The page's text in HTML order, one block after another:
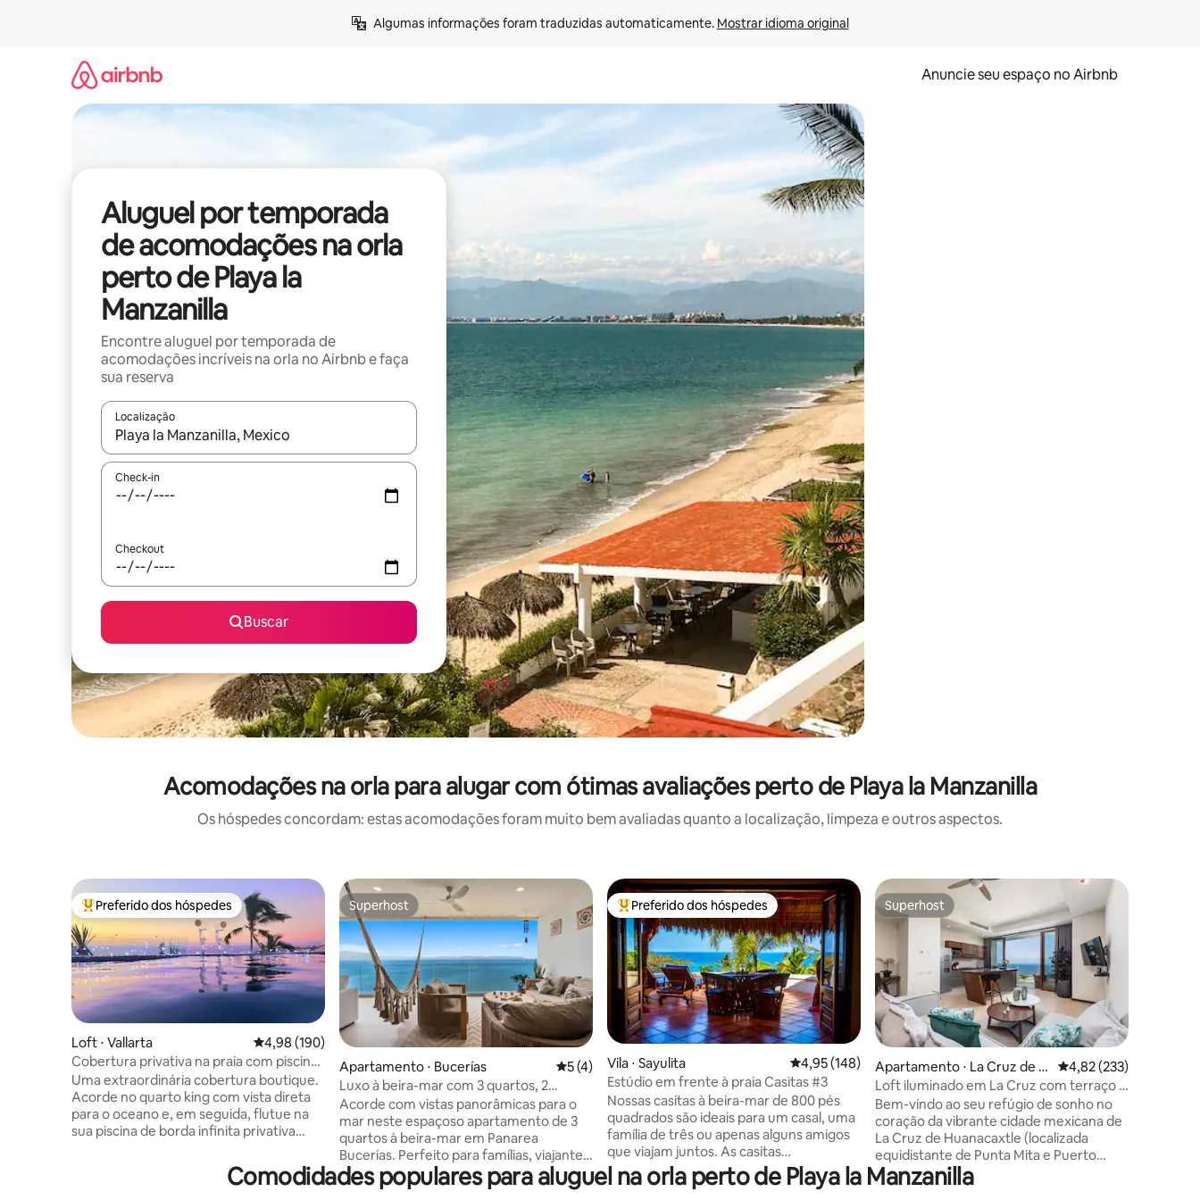
Algumas informações foram traduzidas automaticamente. Mostrar idioma original
Anuncie seu espaço no Airbnb
Aluguel por temporada
de acomodações na orla
perto de Playa la
Manzanilla
Encontre aluguel por temporada de
acomodações incríveis na orla no Airbnb e faça
sua reserva
Localização
Quando os resultados estiverem disponíveis, explore-os usando as seta para cima e para baixo do teclado ou tocando e deslizando o dedo na tela.
Check-in
Checkout
Buscar
Acomodações na orla para alugar com ótimas avaliações perto de Playa la Manzanilla
Os hóspedes concordam: estas acomodações foram muito bem avaliadas quanto a localização, limpeza e outros aspectos.
Entre os melhores preferidos dos hóspedes
Preferido dos hóspedes
Loft ⋅ Vallarta 4,98 de uma avaliação média de 5, 190 avaliações
4,98 (190)
Cobertura privativa na praia com piscina
de borda infinita e vista para o mar
Uma extraordinária cobertura boutique.
Acorde no quarto king com vista direta
para o oceano e, em seguida, flutue na
sua piscina de borda infinita privativa
romântica. A área de estar possui uma
Superhost
Superhost
Apartamento ⋅ Bucerías 5 de uma avaliação média de 5, 4 avaliações
5 (4)
Luxo à beira-mar com 3 quartos, 2
piscinas + terraço | Panarea 7B
Acorde com vistas panorâmicas para o
mar neste espaçoso apartamento de 3
quartos à beira-mar em Panarea
Bucerías. Perfeito para famílias, viajantes
de inverno e escapadas descontraídas
em grupo, o condomínio possui
Entre os melhores preferidos dos hóspedes
Preferido dos hóspedes
Vila ⋅ Sayulita 4,95 de uma avaliação média de 5, 148 avaliações
4,95 (148)
Estúdio em frente à praia Casitas #3
Nossas casitas à beira-mar de 800 pés
quadrados são ideais para um casal, uma
família de três ou apenas alguns amigos
que viajam juntos. As casitas
proporcionam total privacidade dentro
da abertura do layout do estúdio. A
Superhost
Superhost
Apartamento ⋅ La Cruz de H
uanacaxtle
4,82 de uma avaliação
4,82 (233)
Loft iluminado em La Cruz com terraço |
Vista para o mar
Bem-vindo ao seu refúgio de sonho no
coração da vibrante cidade mexicana de
La Cruz de Huanacaxtle (localizada
equidistante de Punta Mita e Puerto
Vallarta)! Situado no terceiro andar do
edifício Amura, dentro do encantador
Comodidades populares para aluguel na orla perto de Playa la Manzanilla